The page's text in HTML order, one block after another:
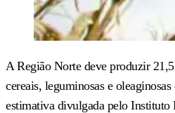
A Região Norte deve produzir
cereais, leguminosas e
estimativa divulgada pelo Instituto